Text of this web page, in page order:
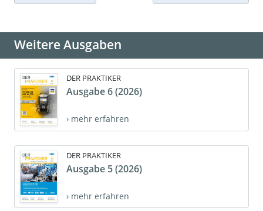
Weitere Ausgaben
DER PRAKTIKER
Ausgabe 6 (2026)
› mehr erfahren
DER PRAKTIKER
Ausgabe 5 (2026)
› mehr erfahren